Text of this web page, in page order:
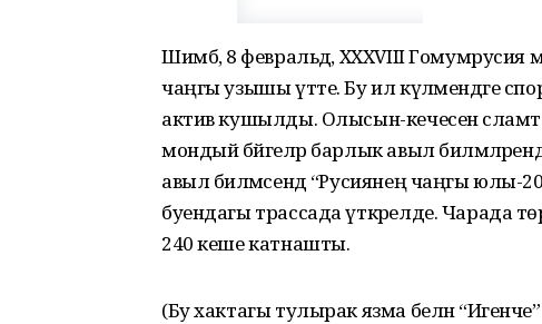
Шимбә, 8 февральдә, XXXVIII
чаңгы узышы үтте. Бу ил күләмендәге
актив кушылды. Олысын-кечесен
мондый бәйгеләр барлык авыл
авыл биләмәсендә “Русиянең чаңгы
буендагы трассада үткәрелде. Чарада
240 кеше катнашты.
(Бу хактагы тулырак язма белән